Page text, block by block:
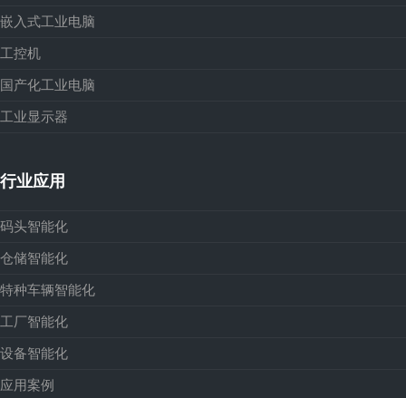
嵌入式工业电脑
工控机
国产化工业电脑
工业显示器
行业应用
码头智能化
仓储智能化
特种车辆智能化
工厂智能化
设备智能化
应用案例